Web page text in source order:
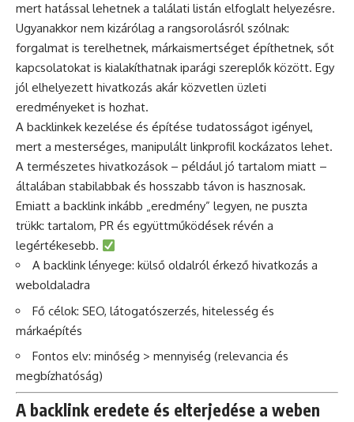
mert hatással lehetnek a találati listán elfoglalt helyezésre.
Ugyanakkor nem kizárólag a rangsorolásról szólnak:
forgalmat is terelhetnek, márkaismertséget építhetnek, sőt
kapcsolatokat is kialakíthatnak iparági szereplők között. Egy
jól elhelyezett hivatkozás akár közvetlen üzleti
eredményeket is hozhat.
A backlinkek kezelése és építése tudatosságot igényel,
mert a mesterséges, manipulált linkprofil kockázatos lehet.
A természetes hivatkozások – például jó tartalom miatt –
általában stabilabbak és hosszabb távon is hasznosak.
Emiatt a backlink inkább „eredmény” legyen, ne puszta
trükk: tartalom, PR és együttműködések révén a
legértékesebb.
A backlink lényege: külső oldalról érkező hivatkozás a
weboldaladra
Fő célok: SEO, látogatószerzés, hitelesség és
márkaépítés
Fontos elv: minőség > mennyiség (relevancia és
megbízhatóság)
A backlink eredete és elterjedése a weben